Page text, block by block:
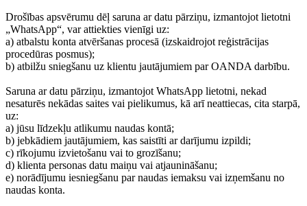
Drošības apsvērumu dēļ saruna ar datu pārziņu, izmantojot lietotni
„WhatsApp“, var attiekties vienīgi uz:
a) atbalstu konta atvēršanas procesā (izskaidrojot reģistrācijas
procedūras posmus);
b) atbilžu sniegšanu uz klientu jautājumiem par OANDA darbību.
Saruna ar datu pārziņu, izmantojot WhatsApp lietotni, nekad
nesaturēs nekādas saites vai pielikumus, kā arī neattiecas, cita starpā,
uz:
a) jūsu līdzekļu atlikumu naudas kontā;
b) jebkādiem jautājumiem, kas saistīti ar darījumu izpildi;
c) rīkojumu izvietošanu vai to grozīšanu;
d) klienta personas datu maiņu vai atjaunināšanu;
e) norādījumu iesniegšanu par naudas iemaksu vai izņemšanu no
naudas konta.